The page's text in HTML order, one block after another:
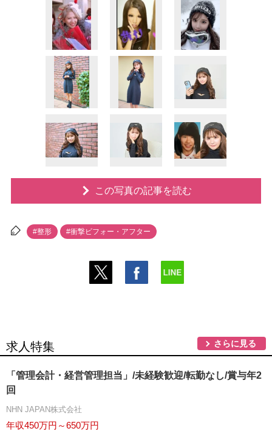
この写真の記事を読む
#整形 #衝撃ビフォー・アフター
求人特集 さらに見る
「管理会計・経営管理担当」/未経験歓迎/転勤なし/賞与年2
回
NHN JAPAN株式会社
年収450万円～650万円